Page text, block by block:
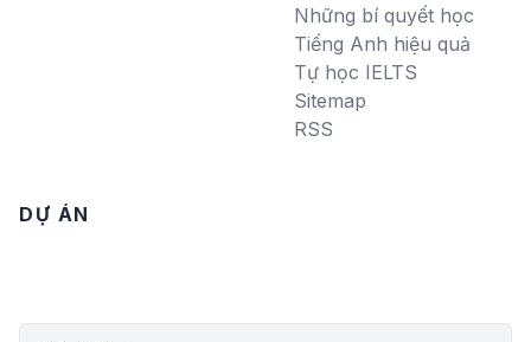
Những bí quyết học
Tiếng Anh hiệu quả
Tự học IELTS
Sitemap
RSS
DỰ ÁN